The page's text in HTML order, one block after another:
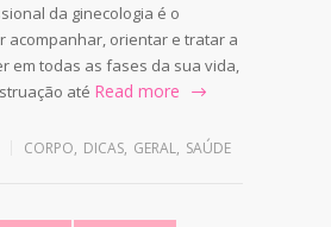
da ginecologia é o
acompanhar, orientar e tratar a
em todas as fases da sua vida,
até Read more
CORPO, DICAS, GERAL, SAÚDE